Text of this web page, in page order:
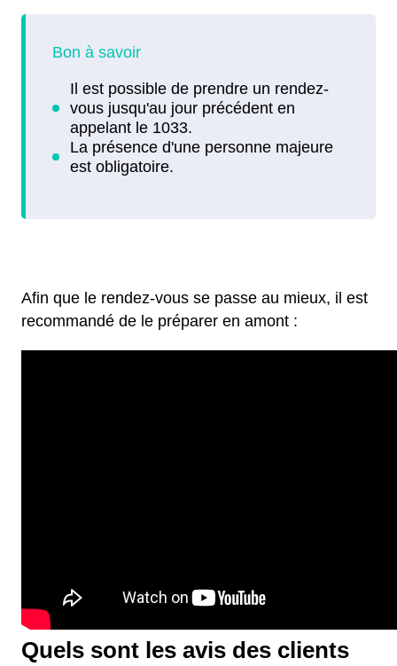
Afin que le rendez-vous se passe au mieux, il est
recommandé de le préparer en amont :
Quels sont les avis des clients